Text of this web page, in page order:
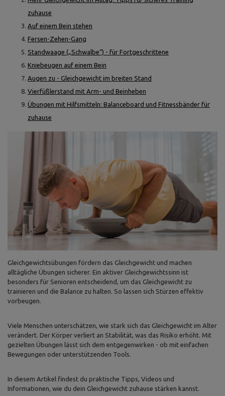
zuhause
Auf einem Bein stehen
Fersen-Zehen-Gang
Standwaage („Schwalbe“) - für Fortgeschrittene
Kniebeugen auf einem Bein
Augen zu - Gleichgewicht im breiten Stand
Vierfüßlerstand mit Arm- und Beinheben
Übungen mit Hilfsmitteln: Balanceboard und Fitnessbänder für
zuhause
Gleichgewichtsübungen fördern das Gleichgewicht und machen
alltägliche Übungen sicherer. Ein aktiver Gleichgewichtssinn ist
besonders für Senioren entscheidend, um das Gleichgewicht zu
trainieren und die Balance zu halten. So lassen sich Stürzen effektiv
vorbeugen.
Viele Menschen unterschätzen, wie stark sich das Gleichgewicht im Alter
verändert. Der Körper verliert an Stabilität, was das Risiko erhöht. Mit
gezielten Übungen lässt sich dem entgegenwirken - ob mit einfachen
Bewegungen oder unterstützenden Tools.
In diesem Artikel findest du praktische Tipps, Videos und
Informationen, wie du dein Gleichgewicht zuhause stärken kannst.